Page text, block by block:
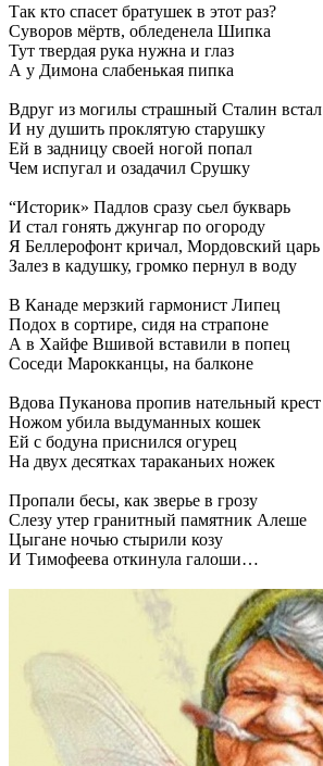
Так кто спасет братушек в этот раз?
Суворов мёртв, обледенела Шипка
Тут твердая рука нужна и глаз
А у Димона слабенькая пипка
Вдруг из могилы страшный Сталин встал
И ну душить проклятую старушку
Ей в задницу своей ногой попал
Чем испугал и озадачил Срушку
“Историк» Падлов сразу сьел букварь
И стал гонять джунгар по огороду
Я Беллерофонт кричал, Мордовский царь
Залез в кадушку, громко пернул в воду
В Канаде мерзкий гармонист Липец
Подох в сортире, сидя на страпоне
А в Хайфе Вшивой вставили в попец
Соседи Марокканцы, на балконе
Вдова Пуканова пропив нательный крест
Ножом убила выдуманных кошек
Ей с бодуна приснился огурец
На двух десятках тараканьих ножек
Пропали бесы, как зверье в грозу
Слезу утер гранитный памятник Алеше
Цыгане ночью стырили козу
И Тимофеева откинула галоши…